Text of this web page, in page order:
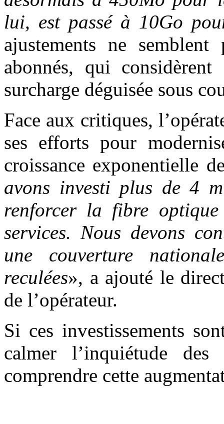
lui, est passé à 10Go
ajustements ne
abonnés, qui
surcharge déguisée sous
Face aux critiques,
ses efforts pour
croissance exponentielle
avons investi plus de 4
renforcer la fibre
services. Nous devons
une couverture
reculées», a ajouté le
de l’opérateur.
Si ces investissements
calmer l’inquiétude
comprendre cette